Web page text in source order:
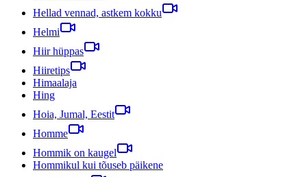
Hellad vennad, astkem kokku
Helmi
Hiir hüppas
Hiiretips
Himaalaja
Hing
Hoia, Jumal, Eestit
Homme
Hommik on kaugel
Hommikul kui tõuseb päikene